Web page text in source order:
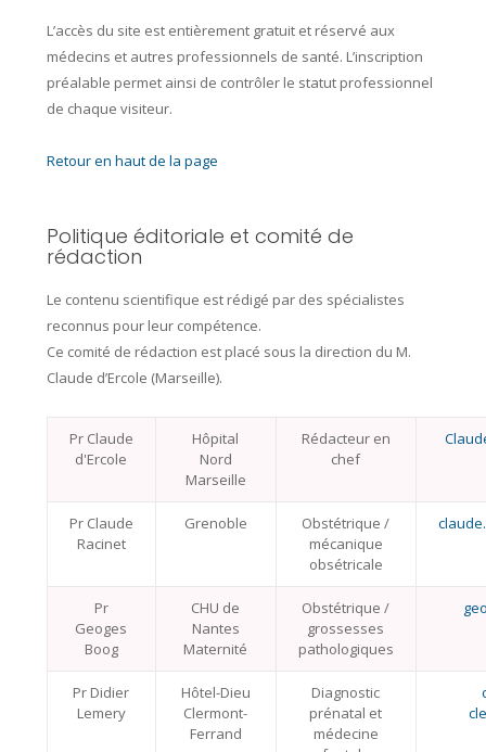
L’accès du site est entièrement gratuit et réservé aux
médecins et autres professionnels de santé. L’inscription
préalable permet ainsi de contrôler le statut professionnel
de chaque visiteur.
Retour en haut de la page
Politique éditoriale et comité de
rédaction
Le contenu scientifique est rédigé par des spécialistes
reconnus pour leur compétence.
Ce comité de rédaction est placé sous la direction du M.
Claude d’Ercole (Marseille).
Pr Claude
d'Ercole
Hôpital
Nord
Marseille
Rédacteur en
chef
Pr Claude
Racinet
Grenoble
Obstétrique /
mécanique
obsétricale
Pr
Geoges
Boog
CHU de
Nantes
Maternité
Obstétrique /
grossesses
pathologiques
Pr Didier
Lemery
Hôtel-Dieu
Clermont-
Ferrand
Diagnostic
prénatal et
médecine